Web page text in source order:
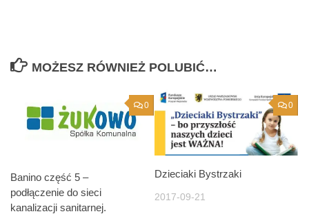
MOŻESZ RÓWNIEŻ POLUBIĆ…
0
Banino część 5 –
podłączenie do sieci
kanalizacji sanitarnej.
0
Dzieciaki Bystrzaki
2017-09-21